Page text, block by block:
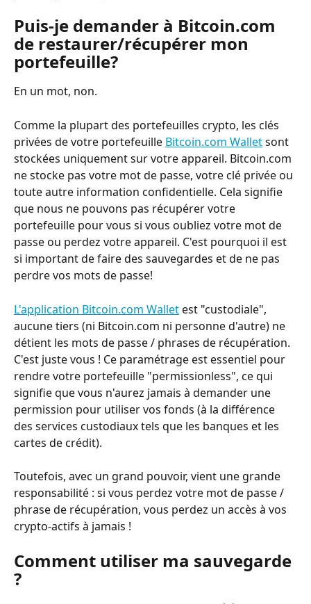
Puis-je demander à Bitcoin.com
de restaurer/récupérer mon
portefeuille?
En un mot, non.
Comme la plupart des portefeuilles crypto, les clés
privées de votre portefeuille Bitcoin.com Wallet sont
stockées uniquement sur votre appareil. Bitcoin.com
ne stocke pas votre mot de passe, votre clé privée ou
toute autre information confidentielle. Cela signifie
que nous ne pouvons pas récupérer votre
portefeuille pour vous si vous oubliez votre mot de
passe ou perdez votre appareil. C'est pourquoi il est
si important de faire des sauvegardes et de ne pas
perdre vos mots de passe!
L'application Bitcoin.com Wallet est "custodiale",
aucune tiers (ni Bitcoin.com ni personne d'autre) ne
détient les mots de passe / phrases de récupération.
C'est juste vous ! Ce paramétrage est essentiel pour
rendre votre portefeuille "permissionless", ce qui
signifie que vous n'aurez jamais à demander une
permission pour utiliser vos fonds (à la différence
des services custodiaux tels que les banques et les
cartes de crédit).
Toutefois, avec un grand pouvoir, vient une grande
responsabilité : si vous perdez votre mot de passe /
phrase de récupération, vous perdez un accès à vos
crypto-actifs à jamais !
Comment utiliser ma sauvegarde
?